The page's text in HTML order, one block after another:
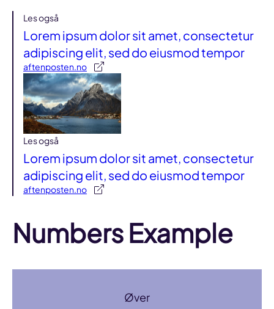
Les også
Lorem ipsum dolor sit amet, consectetur
adipiscing elit, sed do eiusmod tempor
aftenposten.no
Les også
Lorem ipsum dolor sit amet, consectetur
adipiscing elit, sed do eiusmod tempor
aftenposten.no
Numbers Example
Øver